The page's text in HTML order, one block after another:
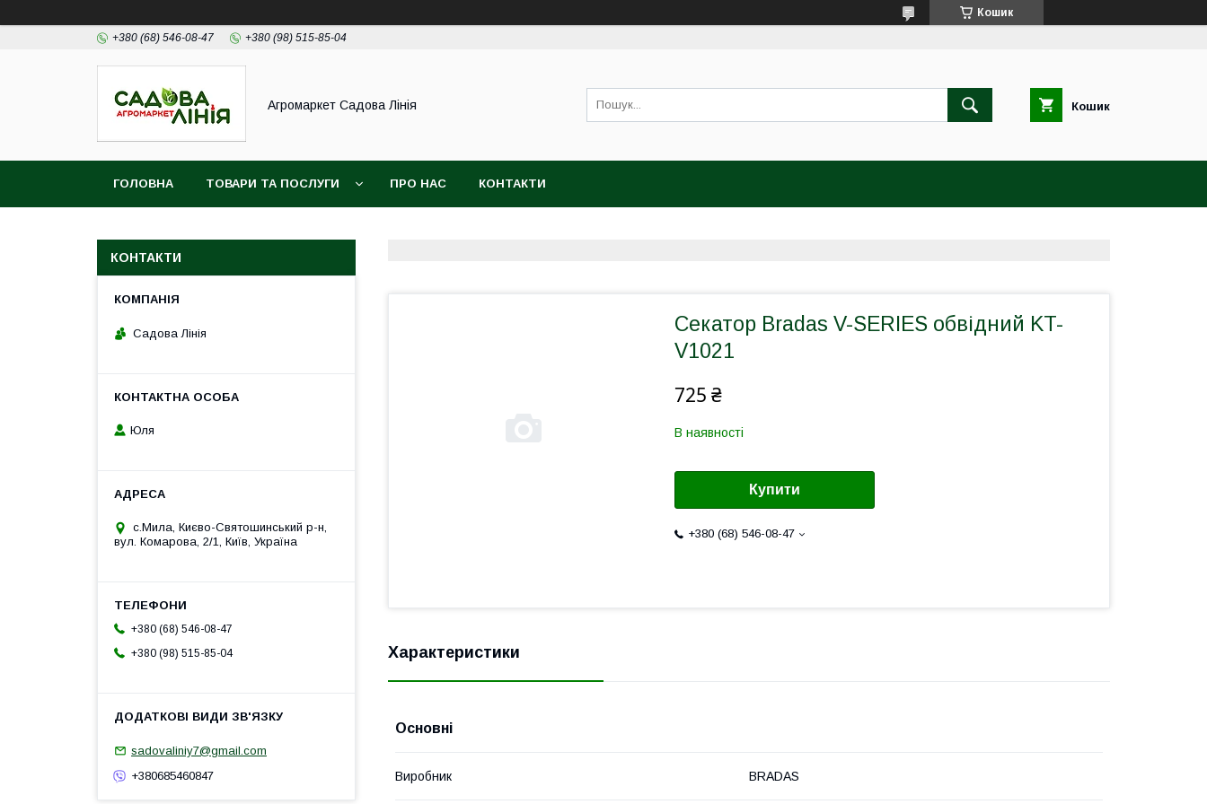
Кошик
+380 (68) 546-08-47 +380 (98) 515-85-04
Агромаркет Садова Лінія Кошик
ГОЛОВНА ТОВАРИ ТА ПОСЛУГИ ПРО НАС КОНТАКТИ
Секатор Bradas V-SERIES обвідний KT-
V1021
725 ₴
В наявності
Купити
+380 (68) 546-08-47
Характеристики
Основні
Виробник BRADAS
КОНТАКТИ
Садова Лінія
Юля
с.Мила, Києво-Святошинський р-н,
вул. Комарова, 2/1, Київ, Україна
+380 (68) 546-08-47
+380 (98) 515-85-04
sadovaliniy7@gmail.com
+380685460847